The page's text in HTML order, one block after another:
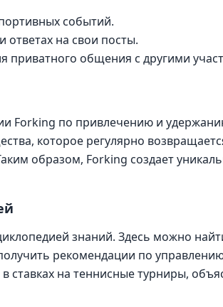
событий.
на свои посты.
приватного общения с другими
Forking по привлечению и
которое регулярно
образом, Forking создает
знаний. Здесь можно
рекомендации по
ставках на теннисные турниры,